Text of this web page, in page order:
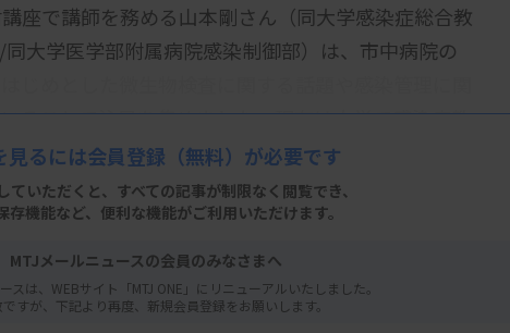
座で講師を務める山本剛さん（同大学感染症総合教
大学医学部附属病院感染制御部）は、市中病院の
ることで注目を集めました。現在は大学で感染症教
めてから今まで積んできたキャリアについて話を聞
高校時代
見るには会員登録 （無料）が必要です
ていただくと、すべての記事が制限なく閲覧でき、
存機能など、便利な機能がご利用いただけます。
MTJメールニュースの会員のみなさまへ
スは、WEBサイト「MTJ ONE」にリニューアルいたしました。
すが、下記より再度、新規会員登録をお願いします。